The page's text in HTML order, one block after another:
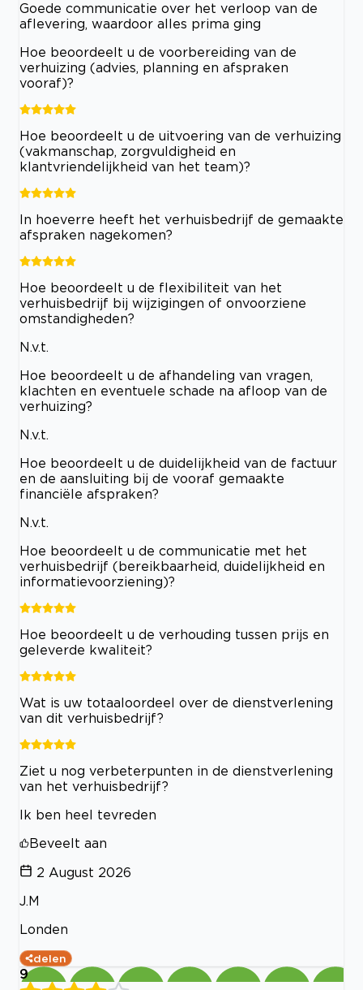
Goede communicatie over het verloop van de
aflevering, waardoor alles prima ging
Hoe beoordeelt u de voorbereiding van de
verhuizing (advies, planning en afspraken
vooraf)?
Hoe beoordeelt u de uitvoering van de verhuizing
(vakmanschap, zorgvuldigheid en
klantvriendelijkheid van het team)?
In hoeverre heeft het verhuisbedrijf de gemaakte
afspraken nagekomen?
Hoe beoordeelt u de flexibiliteit van het
verhuisbedrijf bij wijzigingen of onvoorziene
omstandigheden?
N.v.t.
Hoe beoordeelt u de afhandeling van vragen,
klachten en eventuele schade na afloop van de
verhuizing?
N.v.t.
Hoe beoordeelt u de duidelijkheid van de factuur
en de aansluiting bij de vooraf gemaakte
financiële afspraken?
N.v.t.
Hoe beoordeelt u de communicatie met het
verhuisbedrijf (bereikbaarheid, duidelijkheid en
informatievoorziening)?
Hoe beoordeelt u de verhouding tussen prijs en
geleverde kwaliteit?
Wat is uw totaaloordeel over de dienstverlening
van dit verhuisbedrijf?
Ziet u nog verbeterpunten in de dienstverlening
van het verhuisbedrijf?
Ik ben heel tevreden
Beveelt aan
2 August 2026
J.M
Londen
delen
9